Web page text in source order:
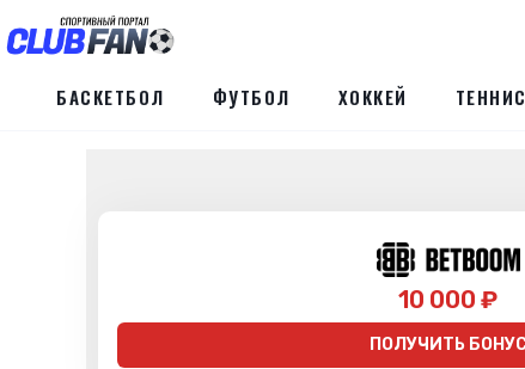
БАСКЕТБОЛ ФУТБОЛ ХОККЕЙ ТЕННИС
10 000 ₽
ПОЛУЧИТЬ